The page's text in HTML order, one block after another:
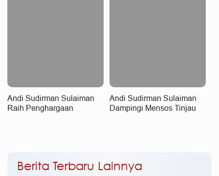
Andi Sudirman Sulaiman
Raih Penghargaan
Andi Sudirman Sulaiman
Dampingi Mensos Tinjau
Berita Terbaru Lainnya